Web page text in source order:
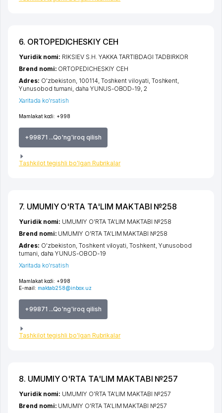
6. ORTOPEDICHESKIY CEH
Mamlakat kodi: +998
+99871 ...Qo'ng'iroq qilish
Tashkilot tegishli bo'lgan Rubrikalar
Yuridik nomi: RIKSIEV S.H. YAKKA TARTIBDAGI TADBIRKOR
Brend nomi: ORTOPEDICHESKIY CEH
Adres: O'zbekiston, 100114, Toshkent viloyati, Toshkent,
Yunusobod tumani, daha YUNUS-OBOD-19, 2
Xaritada ko'rsatish
7. UMUMIY O'RTA TA'LIM MAKTABI №258
Mamlakat kodi: +998
E-mail: maktab258@inbox.uz
+99871 ...Qo'ng'iroq qilish
Tashkilot tegishli bo'lgan Rubrikalar
Yuridik nomi: UMUMIY O'RTA TA'LIM MAKTABI №258
Brend nomi: UMUMIY O'RTA TA'LIM MAKTABI №258
Adres: O'zbekiston,Toshkent viloyati,Toshkent, Yunusobod
tumani, daha YUNUS-OBOD-19
Xaritada ko'rsatish
8. UMUMIY O'RTA TA'LIM MAKTABI №257
Yuridik nomi: UMUMIY O'RTA TA'LIM MAKTABI №257
Brend nomi: UMUMIY O'RTA TA'LIM MAKTABI №257